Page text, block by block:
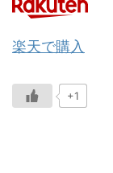
楽天で購入
+1